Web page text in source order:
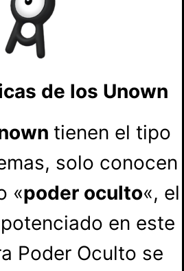
de los Unown
tienen el tipo
solo conocen
«poder oculto«, el
en este
Poder Oculto se